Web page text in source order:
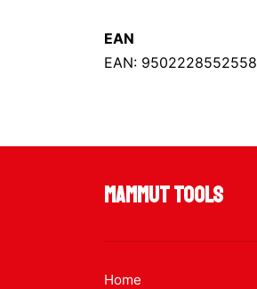
EAN
EAN: 9502228552558
Mammut Tools
Home